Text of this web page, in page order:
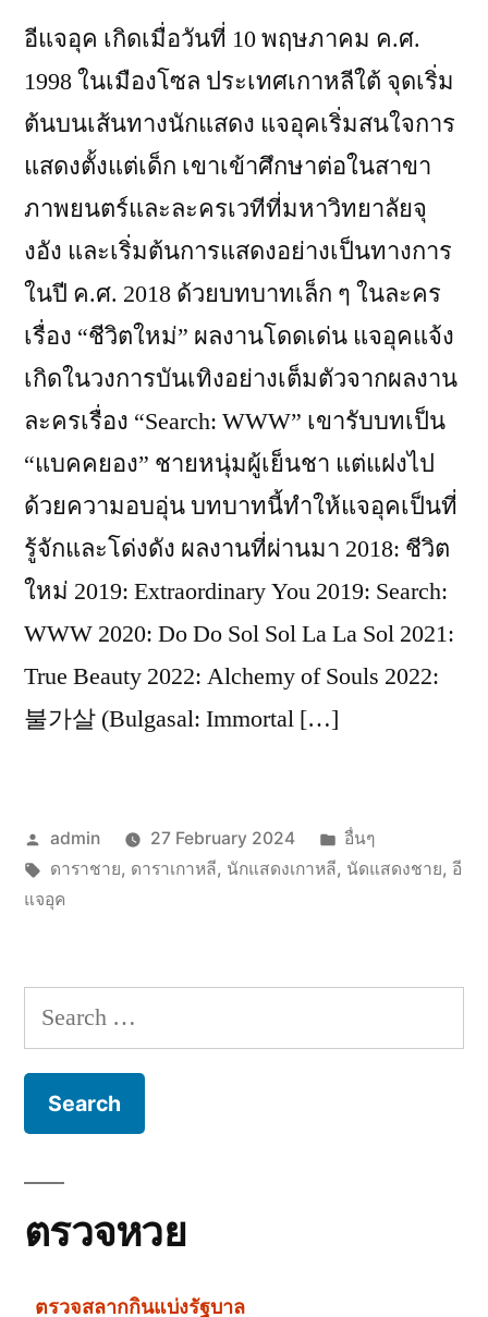
อีแจอุค เกิดเมื่อวันที่ 10 พฤษภาคม ค.ศ.
1998 ในเมืองโซล ประเทศเกาหลีใต้ จุดเริ่ม
ต้นบนเส้นทางนักแสดง แจอุคเริ่มสนใจการ
แสดงตั้งแต่เด็ก เขาเข้าศึกษาต่อในสาขา
ภาพยนตร์และละครเวทีที่มหาวิทยาลัยจุ
งอัง และเริ่มต้นการแสดงอย่างเป็นทางการ
ในปี ค.ศ. 2018 ด้วยบทบาทเล็ก ๆ ในละคร
เรื่อง “ชีวิตใหม่” ผลงานโดดเด่น แจอุคแจ้ง
เกิดในวงการบันเทิงอย่างเต็มตัวจากผลงาน
ละครเรื่อง “Search: WWW” เขารับบทเป็น
“แบคคยอง” ชายหนุ่มผู้เย็นชา แต่แฝงไป
ด้วยความอบอุ่น บทบาทนี้ทำให้แจอุคเป็นที่
รู้จักและโด่งดัง ผลงานที่ผ่านมา 2018: ชีวิต
ใหม่ 2019: Extraordinary You 2019: Search:
WWW 2020: Do Do Sol Sol La La Sol 2021:
True Beauty 2022: Alchemy of Souls 2022:
불가살 (Bulgasal: Immortal […]
Posted
by
admin 27 February 2024
Posted
in
อื่นๆ
Tags:
ดาราชาย, ดาราเกาหลี, นักแสดงเกาหลี, นัดแสดงชาย, อี
แจอุค
Search
for:
ตรวจหวย